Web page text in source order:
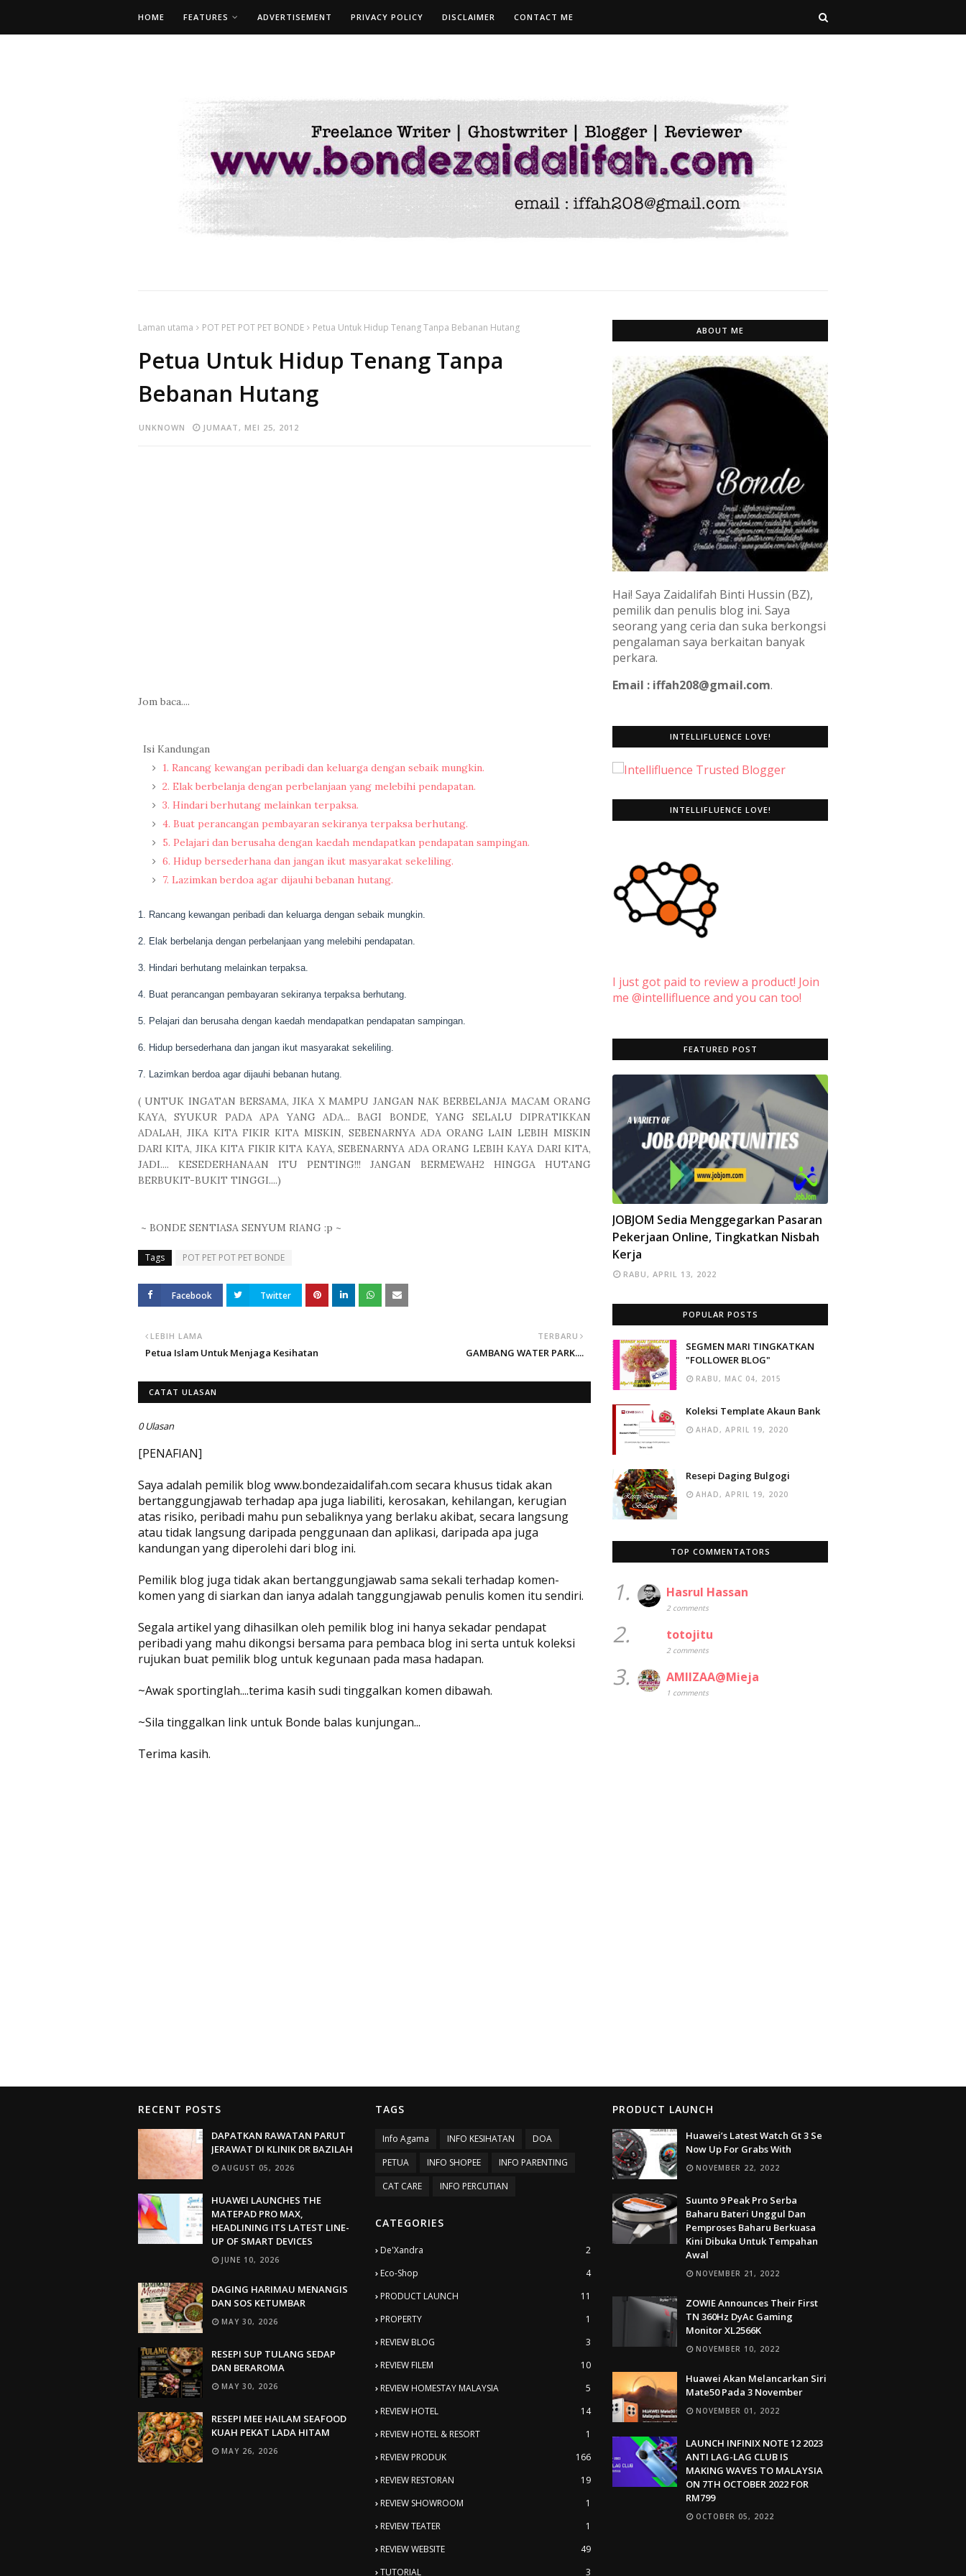
HOME FEATURES ADVERTISEMENT PRIVACY POLICY DISCLAIMER CONTACT ME
Laman utama POT PET POT PET BONDE Petua Untuk Hidup Tenang Tanpa Bebanan Hutang
Petua Untuk Hidup Tenang Tanpa
Bebanan Hutang
UNKNOWN JUMAAT, MEI 25, 2012
Jom baca....
Isi Kandungan
1. Rancang kewangan peribadi dan keluarga dengan sebaik mungkin.
2. Elak berbelanja dengan perbelanjaan yang melebihi pendapatan.
3. Hindari berhutang melainkan terpaksa.
4. Buat perancangan pembayaran sekiranya terpaksa berhutang.
5. Pelajari dan berusaha dengan kaedah mendapatkan pendapatan sampingan.
6. Hidup bersederhana dan jangan ikut masyarakat sekeliling.
7. Lazimkan berdoa agar dijauhi bebanan hutang.
1. Rancang kewangan peribadi dan keluarga dengan sebaik mungkin.
2. Elak berbelanja dengan perbelanjaan yang melebihi pendapatan.
3. Hindari berhutang melainkan terpaksa.
4. Buat perancangan pembayaran sekiranya terpaksa berhutang.
5. Pelajari dan berusaha dengan kaedah mendapatkan pendapatan sampingan.
6. Hidup bersederhana dan jangan ikut masyarakat sekeliling.
7. Lazimkan berdoa agar dijauhi bebanan hutang.
( UNTUK INGATAN BERSAMA, JIKA X MAMPU JANGAN NAK BERBELANJA MACAM ORANG
KAYA, SYUKUR PADA APA YANG ADA... BAGI BONDE, YANG SELALU DIPRATIKKAN
ADALAH, JIKA KITA FIKIR KITA MISKIN, SEBENARNYA ADA ORANG LAIN LEBIH MISKIN
DARI KITA, JIKA KITA FIKIR KITA KAYA, SEBENARNYA ADA ORANG LEBIH KAYA DARI KITA,
JADI.... KESEDERHANAAN ITU PENTING!!! JANGAN BERMEWAH2 HINGGA HUTANG
BERBUKIT-BUKIT TINGGI....)
~ BONDE SENTIASA SENYUM RIANG :p ~
Tags POT PET POT PET BONDE
Facebook Twitter
TERBARU
GAMBANG WATER PARK....
LEBIH LAMA
Petua Islam Untuk Menjaga Kesihatan
CATAT ULASAN
0 Ulasan
[PENAFIAN]
Saya adalah pemilik blog www.bondezaidalifah.com secara khusus tidak akan
bertanggungjawab terhadap apa juga liabiliti, kerosakan, kehilangan, kerugian
atas risiko, peribadi mahu pun sebaliknya yang berlaku akibat, secara langsung
atau tidak langsung daripada penggunaan dan aplikasi, daripada apa juga
kandungan yang diperolehi dari blog ini.
Pemilik blog juga tidak akan bertanggungjawab sama sekali terhadap komen-
komen yang di siarkan dan ianya adalah tanggungjawab penulis komen itu sendiri.
Segala artikel yang dihasilkan oleh pemilik blog ini hanya sekadar pendapat
peribadi yang mahu dikongsi bersama para pembaca blog ini serta untuk koleksi
rujukan buat pemilik blog untuk kegunaan pada masa hadapan.
~Awak sportinglah....terima kasih sudi tinggalkan komen dibawah.
~Sila tinggalkan link untuk Bonde balas kunjungan...
Terima kasih.
ABOUT ME
Hai! Saya Zaidalifah Binti Hussin (BZ),
pemilik dan penulis blog ini. Saya
seorang yang ceria dan suka berkongsi
pengalaman saya berkaitan banyak
perkara.
Email : iffah208@gmail.com.
INTELLIFLUENCE LOVE!
INTELLIFLUENCE LOVE!
I just got paid to review a product! Join
me @intellifluence and you can too!
FEATURED POST
INFO
JOBJOM Sedia Menggegarkan Pasaran
Pekerjaan Online, Tingkatkan Nisbah
Kerja
RABU, APRIL 13, 2022
POPULAR POSTS
SEGMEN MARI TINGKATKAN
"FOLLOWER BLOG"
RABU, MAC 04, 2015
Koleksi Template Akaun Bank
AHAD, APRIL 19, 2020
Resepi Daging Bulgogi
AHAD, APRIL 19, 2020
TOP COMMENTATORS
1. Hasrul Hassan
2 comments
2. totojitu
2 comments
3. AMIIZAA@Mieja
1 comments
RECENT POSTS
DAPATKAN RAWATAN PARUT
JERAWAT DI KLINIK DR BAZILAH
AUGUST 05, 2026
HUAWEI LAUNCHES THE
MATEPAD PRO MAX,
HEADLINING ITS LATEST LINE-
UP OF SMART DEVICES
JUNE 10, 2026
DAGING HARIMAU MENANGIS
DAN SOS KETUMBAR
MAY 30, 2026
RESEPI SUP TULANG SEDAP
DAN BERAROMA
MAY 30, 2026
RESEPI MEE HAILAM SEAFOOD
KUAH PEKAT LADA HITAM
MAY 26, 2026
TAGS
Info Agama INFO KESIHATAN
DOA
PETUA
INFO SHOPEE
INFO PARENTING
CAT CARE
INFO PERCUTIAN
CATEGORIES
De'Xandra
2
Eco-Shop
4
PRODUCT LAUNCH
11
PROPERTY
1
REVIEW BLOG
3
REVIEW FILEM
10
REVIEW HOMESTAY MALAYSIA
5
REVIEW HOTEL
14
REVIEW HOTEL & RESORT
1
REVIEW PRODUK
166
REVIEW RESTORAN
19
REVIEW SHOWROOM
1
REVIEW TEATER
1
REVIEW WEBSITE
49
TUTORIAL
3
PRODUCT LAUNCH
Huawei’s Latest Watch Gt 3 Se
Now Up For Grabs With
NOVEMBER 22, 2022
Suunto 9 Peak Pro Serba
Baharu Bateri Unggul Dan
Pemproses Baharu Berkuasa
Kini Dibuka Untuk Tempahan
Awal
NOVEMBER 21, 2022
ZOWIE Announces Their First
TN 360Hz DyAc Gaming
Monitor XL2566K
NOVEMBER 10, 2022
Huawei Akan Melancarkan Siri
Mate50 Pada 3 November
NOVEMBER 01, 2022
LAUNCH INFINIX NOTE 12 2023
ANTI LAG-LAG CLUB IS
MAKING WAVES TO MALAYSIA
ON 7TH OCTOBER 2022 FOR
RM799
OCTOBER 05, 2022